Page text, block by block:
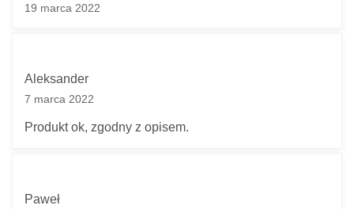
19 marca 2022
Aleksander
7 marca 2022
Produkt ok, zgodny z opisem.
Paweł